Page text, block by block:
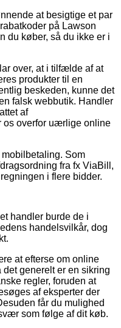
at besigtige et par
på Lawson
du køber, så du ikke er i
over, at i tilfælde af at
produkter til en
beskeden, kunne det
falsk webbutik. Handler
af
os overfor uærlige online
Som
fra fx ViaBill,
i flere bidder.
handler burde de i
handelsvilkår, dog
at efterse om online
generelt er en sikring
regler, foruden at
af eksperter der
får du mulighed
som følge af dit køb.